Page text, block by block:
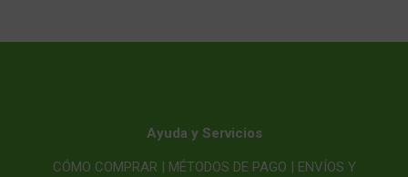
Ayuda y Servicios
CÓMO COMPRAR | MÉTODOS DE PAGO | ENVÍOS Y